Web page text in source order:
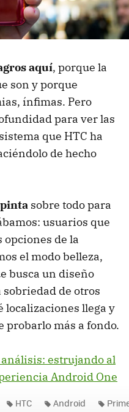
aquí, porque la
son y porque
ínfimas. Pero
para ver las
que HTC ha
de hecho
sobre todo para
usuarios que
de la
el modo belleza,
busca un diseño
sobriedad de otros
localizaciones llega y
probarlo más a fondo.
estrujando al
Android One
HTC Android